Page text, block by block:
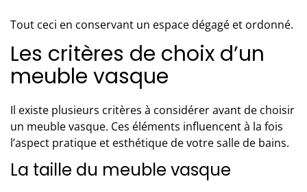
Tout ceci en conservant un espace dégagé et ordonné.
Les critères de choix d’un
meuble vasque
Il existe plusieurs critères à considérer avant de choisir
un meuble vasque. Ces éléments influencent à la fois
l’aspect pratique et esthétique de votre salle de bains.
La taille du meuble vasque